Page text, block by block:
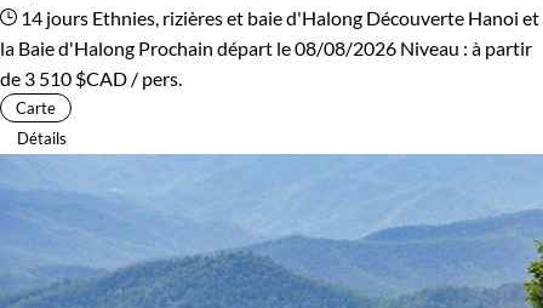
14 jours Ethnies, rizières et baie d'Halong Découverte Hanoi et
la Baie d'Halong Prochain départ le 08/08/2026 Niveau : à partir
de 3 510 $CAD / pers.
Carte
Détails